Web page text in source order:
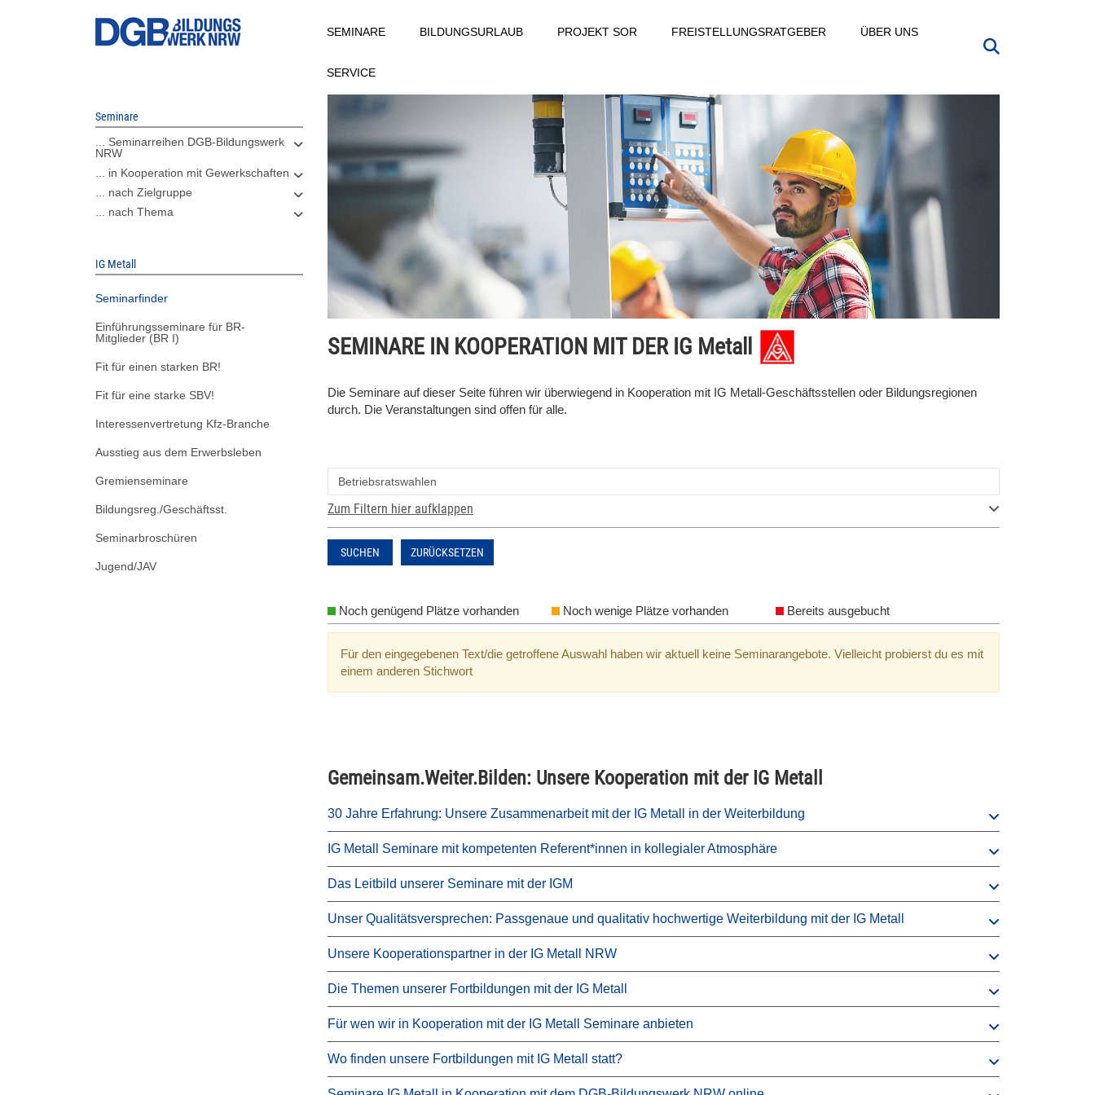
SEMINARE BILDUNGSURLAUB PROJEKT SOR FREISTELLUNGSRATGEBER ÜBER UNS
SERVICE
Seminare
... Seminarreihen DGB-Bildungswerk
NRW
... in Kooperation mit Gewerkschaften
... nach Zielgruppe
... nach Thema
IG Metall
Seminarfinder
Einführungsseminare für BR-
Mitglieder (BR I)
Fit für einen starken BR!
Fit für eine starke SBV!
Interessenvertretung Kfz-Branche
Ausstieg aus dem Erwerbsleben
Gremienseminare
Bildungsreg./Geschäftsst.
Seminarbroschüren
Jugend/JAV
SEMINARE IN KOOPERATION MIT DER IG Metall
Die Seminare auf dieser Seite führen wir überwiegend in Kooperation mit IG Metall-Geschäftsstellen oder Bildungsregionen
durch. Die Veranstaltungen sind offen für alle.
Zum Filtern hier aufklappen
SUCHEN ZURÜCKSETZEN
Noch genügend Plätze vorhanden Noch wenige Plätze vorhanden Bereits ausgebucht
Für den eingegebenen Text/die getroffene Auswahl haben wir aktuell keine Seminarangebote. Vielleicht probierst du es mit
einem anderen Stichwort
Gemeinsam.Weiter.Bilden: Unsere Kooperation mit der IG Metall
30 Jahre Erfahrung: Unsere Zusammenarbeit mit der IG Metall in der Weiterbildung
IG Metall Seminare mit kompetenten Referent*innen in kollegialer Atmosphäre
Das Leitbild unserer Seminare mit der IGM
Unser Qualitätsversprechen: Passgenaue und qualitativ hochwertige Weiterbildung mit der IG Metall
Unsere Kooperationspartner in der IG Metall NRW
Die Themen unserer Fortbildungen mit der IG Metall
Für wen wir in Kooperation mit der IG Metall Seminare anbieten
Wo finden unsere Fortbildungen mit IG Metall statt?